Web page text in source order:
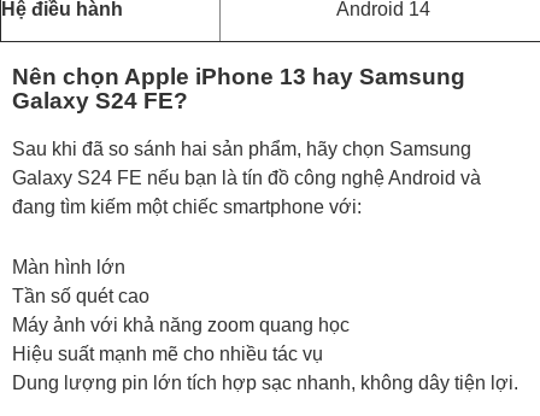
Hệ điều hành Android 14
Nên chọn Apple iPhone 13 hay Samsung
Galaxy S24 FE?
Sau khi đã so sánh hai sản phẩm, hãy chọn Samsung
Galaxy S24 FE nếu bạn là tín đồ công nghệ Android và
đang tìm kiếm một chiếc smartphone với:
Màn hình lớn
Tần số quét cao
Máy ảnh với khả năng zoom quang học
Hiệu suất mạnh mẽ cho nhiều tác vụ
Dung lượng pin lớn tích hợp sạc nhanh, không dây tiện lợi.